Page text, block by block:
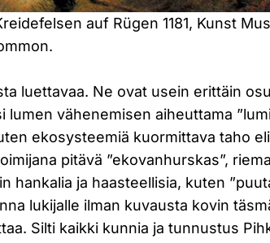
auf Rügen 1181, Kunst
luettavaa. Ne ovat usein erittäin
vähenemisen aiheuttama
ekosysteemiä kuormittava taho eli
pitävä ”ekovanhurskas”,
hankalia ja haasteellisia, kuten
lukijalle ilman kuvausta kovin
Silti kaikki kunnia ja tunnustus